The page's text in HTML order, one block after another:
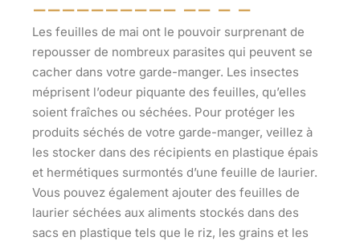
Les feuilles de mai ont le pouvoir surprenant de
repousser de nombreux parasites qui peuvent se
cacher dans votre garde-manger. Les insectes
méprisent l’odeur piquante des feuilles, qu’elles
soient fraîches ou séchées. Pour protéger les
produits séchés de votre garde-manger, veillez à
les stocker dans des récipients en plastique épais
et hermétiques surmontés d’une feuille de laurier.
Vous pouvez également ajouter des feuilles de
laurier séchées aux aliments stockés dans des
sacs en plastique tels que le riz, les grains et les